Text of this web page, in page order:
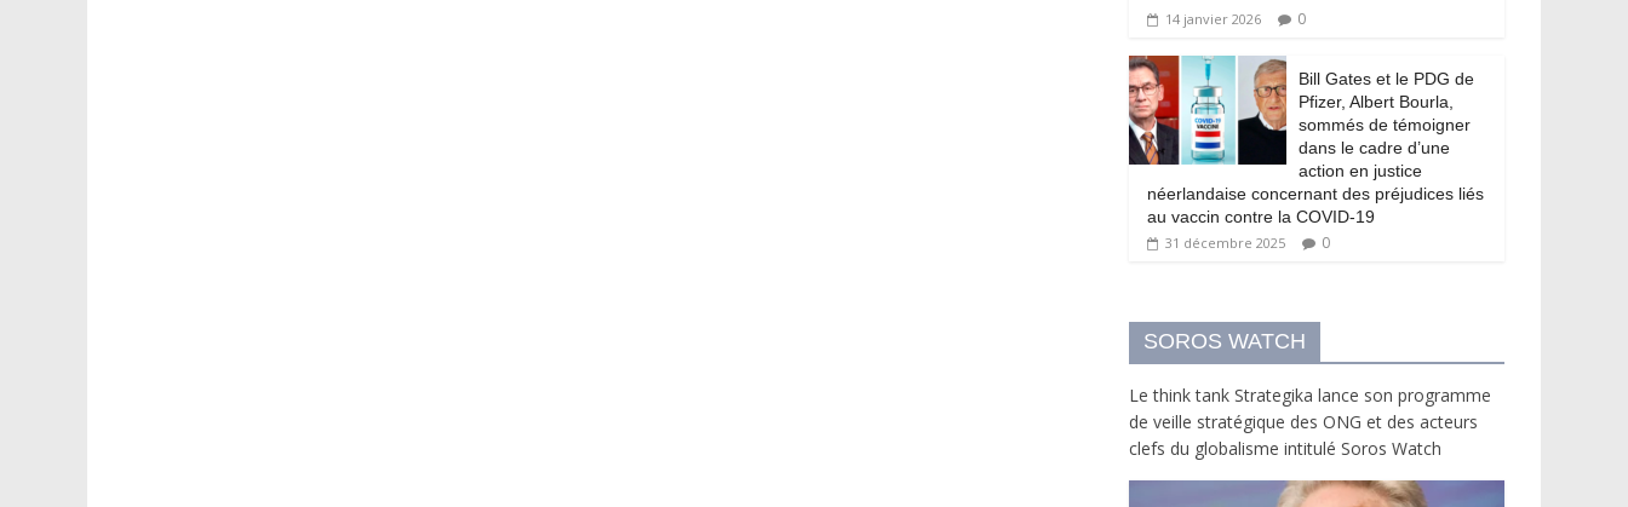
14 janvier 2026 0
Bill Gates et le PDG de
Pfizer, Albert Bourla,
sommés de témoigner
dans le cadre d’une
action en justice
néerlandaise concernant des préjudices liés
au vaccin contre la COVID-19
31 décembre 2025 0
SOROS WATCH
Le think tank Strategika lance son programme
de veille stratégique des ONG et des acteurs
clefs du globalisme intitulé Soros Watch